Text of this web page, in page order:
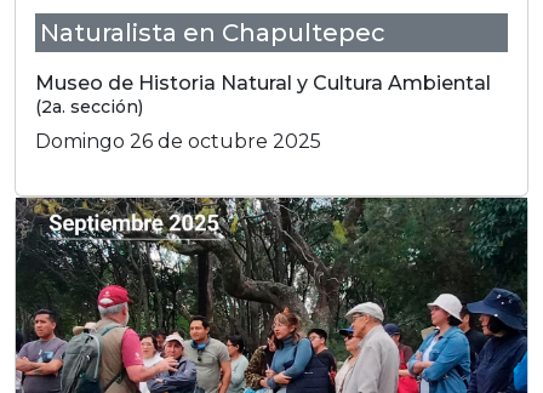
Naturalista en Chapultepec
Museo de Historia Natural y Cultura Ambiental
(2a. sección)
Domingo 26 de octubre 2025